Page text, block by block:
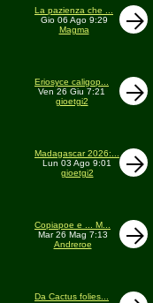
La pazienza che ...
Gio 06 Ago 9:29
Magma
Eriosyce caligop...
Ven 26 Giu 7:21
gioetgi2
Madagascar 2026:...
Lun 03 Ago 9:01
gioetgi2
Copiapoe e ... M...
Mar 26 Mag 7:13
Andreroe
Da Cactus folies...